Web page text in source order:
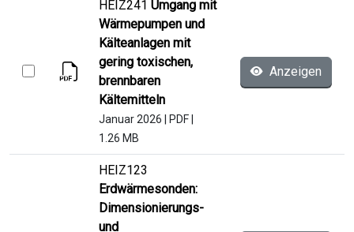
HEIZ241 Umgang mit
Wärmepumpen und
Kälteanlagen mit
gering toxischen,
brennbaren
Kältemitteln
Januar 2026 PDF
1.26 MB
Anzeigen
HEIZ123
Erdwärmesonden:
Dimensionierungs-
und